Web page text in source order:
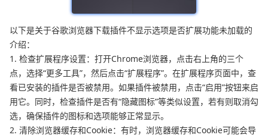
以下是关于谷歌浏览器下载插件不显示选项是否扩展功能未加载的
介绍：
1. 检查扩展程序设置：打开Chrome浏览器，点击右上角的三个
点，选择“更多工具”，然后点击“扩展程序”。在扩展程序页面中，查
看已安装的插件是否被禁用。如果插件被禁用，点击“启用”按钮来启
用它。同时，检查插件是否有“隐藏图标”等类似设置，若有则取消勾
选，确保插件的图标和选项能够正常显示。
2. 清除浏览器缓存和Cookie：有时，浏览器缓存和Cookie可能会导